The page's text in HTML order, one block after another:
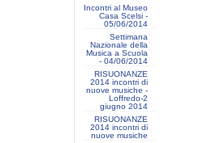
Incontri al Museo
Casa Scelsi -
05/06/2014
Settimana
Nazionale della
Musica a Scuola
- 04/06/2014
RISUONANZE
2014 incontri di
nuove musiche -
Loffredo-2
giugno 2014
RISUONANZE
2014 incontri di
nuove musiche